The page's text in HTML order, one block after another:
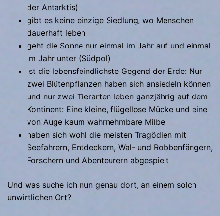
der Antarktis)
gibt es keine einzige Siedlung, wo Menschen
dauerhaft leben
geht die Sonne nur einmal im Jahr auf und einmal
im Jahr unter (Südpol)
ist die lebensfeindlichste Gegend der Erde: Nur
zwei Blütenpflanzen haben sich ansiedeln können
und nur zwei Tierarten leben ganzjährig auf dem
Kontinent: Eine kleine, flügellose Mücke und eine
von Auge kaum wahrnehmbare Milbe
haben sich wohl die meisten Tragödien mit
Seefahrern, Entdeckern, Wal- und Robbenfängern,
Forschern und Abenteurern abgespielt
Und was suche ich nun genau dort, an einem solch
unwirtlichen Ort?